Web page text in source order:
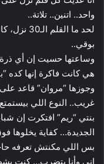
واحد.. اتنين.. تلاتة..
لحد ما
بوقي..
وساعتها حسيت إن أي
هي كانت فاكرة إنها كده
وجوزها “مروان” قاعد
غريب.. النوع اللي
بنتي “ريم” افتكرت إن
الجديدة… كفاية يخلوها
بس اللي مكنتش تعرفه
إني وأنا بټضرب… كنت